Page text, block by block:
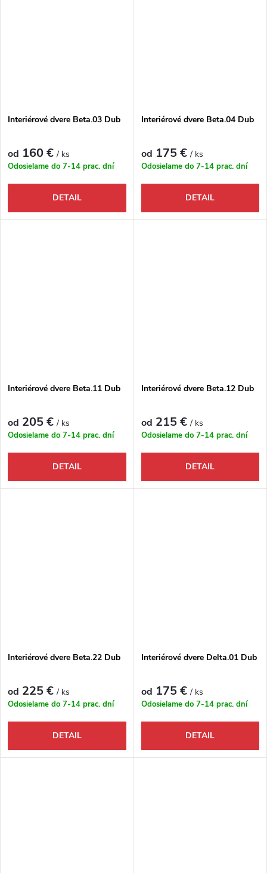
Interiérové dvere Beta.03 Dub
od 160 €/ ks
Odosielame do 7-14 prac. dní
DETAIL
Interiérové dvere Beta.04 Dub
od 175 €/ ks
Odosielame do 7-14 prac. dní
DETAIL
Interiérové dvere Beta.11 Dub
od 205 €/ ks
Odosielame do 7-14 prac. dní
DETAIL
Interiérové dvere Beta.12 Dub
od 215 €/ ks
Odosielame do 7-14 prac. dní
DETAIL
Interiérové dvere Beta.22 Dub
od 225 €/ ks
Odosielame do 7-14 prac. dní
DETAIL
Interiérové dvere Delta.01 Dub
od 175 €/ ks
Odosielame do 7-14 prac. dní
DETAIL